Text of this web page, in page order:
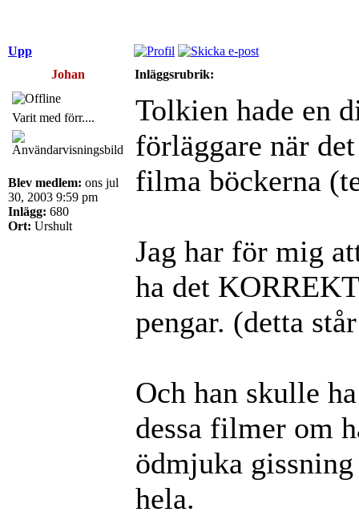
Upp
Johan
Inläggsrubrik:
Varit med förr....
Blev medlem: ons jul
30, 2003 9:59 pm
Inlägg: 680
Ort: Urshult
Tolkien hade en
förläggare när
filma böckerna
Jag har för mig
ha det
pengar. (detta
Och han skulle
dessa filmer om
ödmjuka
hela.